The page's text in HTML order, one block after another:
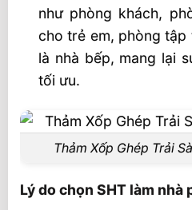
như phòng khách,
cho trẻ em, phòng
là nhà bếp, mang lại
tối ưu.
Thảm Xốp Ghép Trải
Lý do chọn SHT làm nhà